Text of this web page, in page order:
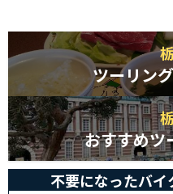
ツーリン
おすすめツ
不要になったバイ